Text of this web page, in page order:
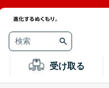
受け取る